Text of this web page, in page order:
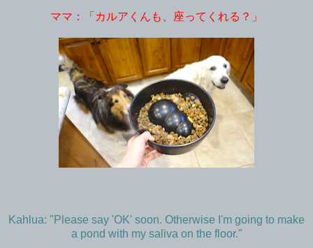
ママ：「カルアくんも、座ってくれる？」
Kahlua: "Please say 'OK' soon. Otherwise I'm going to make
a pond with my saliva on the floor."